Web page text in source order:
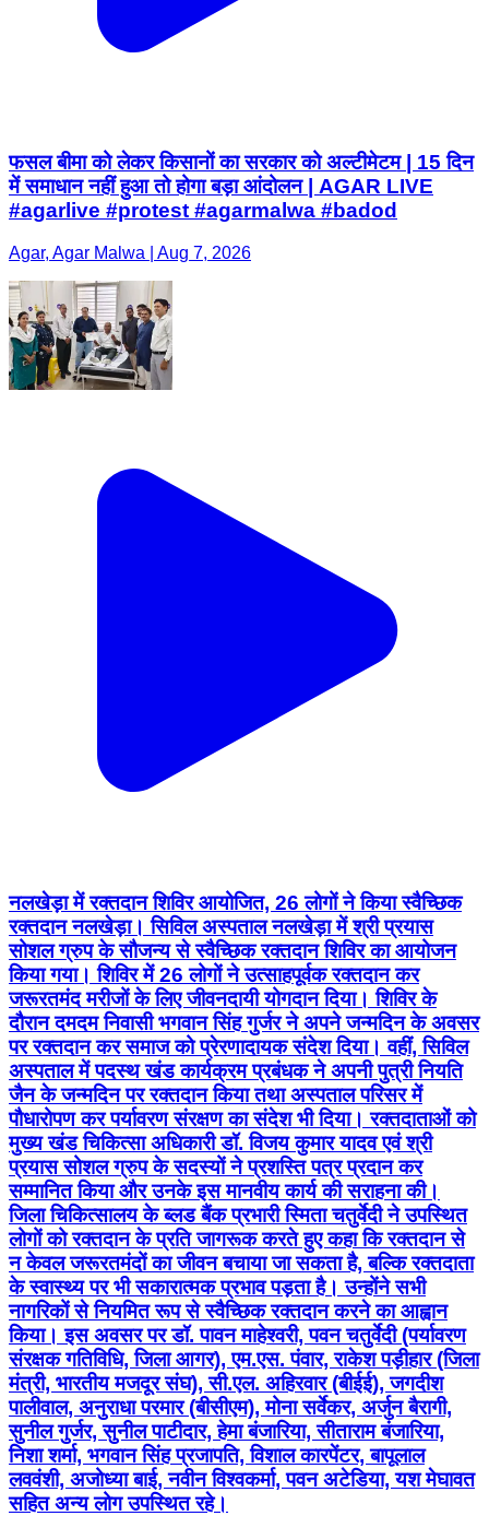
फसल बीमा को लेकर किसानों का सरकार को अल्टीमेटम | 15 दिन
में समाधान नहीं हुआ तो होगा बड़ा आंदोलन | AGAR LIVE
#agarlive #protest #agarmalwa #badod
Agar, Agar Malwa | Aug 7, 2026
नलखेड़ा में रक्तदान शिविर आयोजित, 26 लोगों ने किया स्वैच्छिक
रक्तदान नलखेड़ा। सिविल अस्पताल नलखेड़ा में श्री प्रयास
सोशल ग्रुप के सौजन्य से स्वैच्छिक रक्तदान शिविर का आयोजन
किया गया। शिविर में 26 लोगों ने उत्साहपूर्वक रक्तदान कर
जरूरतमंद मरीजों के लिए जीवनदायी योगदान दिया। शिविर के
दौरान दमदम निवासी भगवान सिंह गुर्जर ने अपने जन्मदिन के अवसर
पर रक्तदान कर समाज को प्रेरणादायक संदेश दिया। वहीं, सिविल
अस्पताल में पदस्थ खंड कार्यक्रम प्रबंधक ने अपनी पुत्री नियति
जैन के जन्मदिन पर रक्तदान किया तथा अस्पताल परिसर में
पौधारोपण कर पर्यावरण संरक्षण का संदेश भी दिया। रक्तदाताओं को
मुख्य खंड चिकित्सा अधिकारी डॉ. विजय कुमार यादव एवं श्री
प्रयास सोशल ग्रुप के सदस्यों ने प्रशस्ति पत्र प्रदान कर
सम्मानित किया और उनके इस मानवीय कार्य की सराहना की।
जिला चिकित्सालय के ब्लड बैंक प्रभारी स्मिता चतुर्वेदी ने उपस्थित
लोगों को रक्तदान के प्रति जागरूक करते हुए कहा कि रक्तदान से
न केवल जरूरतमंदों का जीवन बचाया जा सकता है, बल्कि रक्तदाता
के स्वास्थ्य पर भी सकारात्मक प्रभाव पड़ता है। उन्होंने सभी
नागरिकों से नियमित रूप से स्वैच्छिक रक्तदान करने का आह्वान
किया। इस अवसर पर डॉ. पावन माहेश्वरी, पवन चतुर्वेदी (पर्यावरण
संरक्षक गतिविधि, जिला आगर), एम.एस. पंवार, राकेश पड़ीहार (जिला
मंत्री, भारतीय मजदूर संघ), सी.एल. अहिरवार (बीईई), जगदीश
पालीवाल, अनुराधा परमार (बीसीएम), मोना सर्वेकर, अर्जुन बैरागी,
सुनील गुर्जर, सुनील पाटीदार, हेमा बंजारिया, सीताराम बंजारिया,
निशा शर्मा, भगवान सिंह प्रजापति, विशाल कारपेंटर, बापूलाल
लववंशी, अजोध्या बाई, नवीन विश्वकर्मा, पवन अटेडिया, यश मेघावत
सहित अन्य लोग उपस्थित रहे।